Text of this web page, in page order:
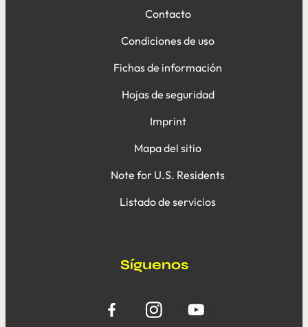
Contacto
Condiciones de uso
Fichas de información
Hojas de seguridad
Imprint
Mapa del sitio
Note for U.S. Residents
Listado de servicios
Síguenos